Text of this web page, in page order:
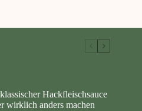
Hackfleischsauce
wirklich anders machen